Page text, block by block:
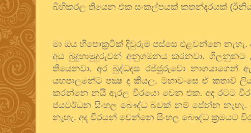
බිහිකරල තියෙන එක සංකල්පයක් කතන්දරයක් (ඊනියා
මා ඔය හිපොක්‍රටික් දිවුරුම පස්සෙ එළවන්නෙ
අය බුදුහාමුදුරුවන් අනුගමනය කරනවා.
තියෙනවා. අර බුද්ධදස රජ්ජුරුවො නාගයාගෙන්
යහපාලනේට පක්‍ෂ ද කියල. මහාවංසෙ ඒ කතාව
කරන්නෙ නයි ඇරල වීරයො වෙන එක. අද රටට
ජයවර්ධන සිංහල බෞද්ධ බවක් නම් පේන්න නැහැ.
නැහැ. අද වීරයන් වෙන්නෙ සිංහල බෞද්ධ ක්‍රමයට